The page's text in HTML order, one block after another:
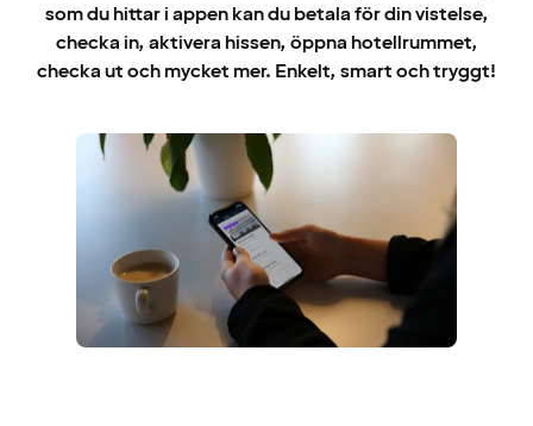
som du hittar i appen kan du betala för din vistelse,
checka in, aktivera hissen, öppna hotellrummet,
checka ut och mycket mer. Enkelt, smart och tryggt!